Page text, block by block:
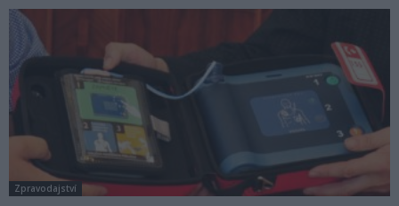
Zpravodajství